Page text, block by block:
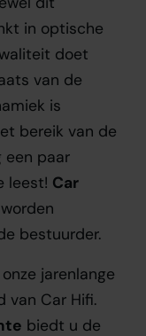
in optische
doet
van de
is
bereik van de
een paar
leest! Car
bestuurder.
jarenlange
van Car Hifi.
biedt u de